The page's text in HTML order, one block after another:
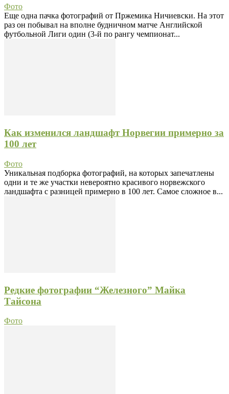
Фото
Еще одна пачка фотографий от Пржемика Ничиевски. На этот
раз он побывал на вполне будничном матче Английской
футбольной Лиги один (3-й по рангу чемпионат...
Как изменился ландшафт Норвегии примерно за
100 лет
Фото
Уникальная подборка фотографий, на которых запечатлены
одни и те же участки невероятно красивого норвежского
ландшафта с разницей примерно в 100 лет. Самое сложное в...
Редкие фотографии “Железного” Майка
Тайсона
Фото